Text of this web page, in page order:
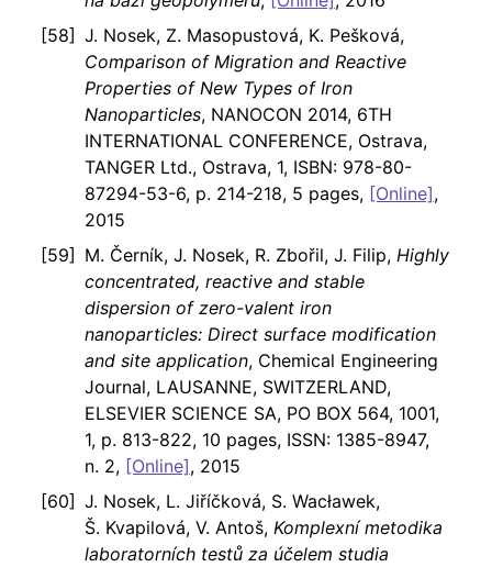
J. Nosek, Z. Masopustová, K. Pešková,
Comparison of Migration and Reactive
Properties of New Types of Iron
Nanoparticles, NANOCON 2014, 6TH
INTERNATIONAL CONFERENCE, Ostrava,
TANGER Ltd., Ostrava, 1, ISBN: 978-80-
87294-53-6, p. 214-218, 5 pages, [Online],
2015
M. Černík, J. Nosek, R. Zbořil, J. Filip, Highly
concentrated, reactive and stable
dispersion of zero-valent iron
nanoparticles: Direct surface modification
and site application, Chemical Engineering
Journal, LAUSANNE, SWITZERLAND,
ELSEVIER SCIENCE SA, PO BOX 564, 1001,
1, p. 813-822, 10 pages, ISSN: 1385-8947,
n. 2, [Online], 2015
J. Nosek, L. Jiříčková, S. Wacławek,
Š. Kvapilová, V. Antoš, Komplexní metodika
laboratorních testů za účelem studia